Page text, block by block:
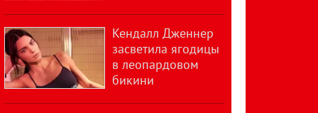
Кендалл Дженнер
засветила ягодицы
в леопардовом
бикини